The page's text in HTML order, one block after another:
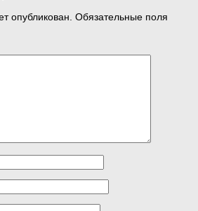
опубликован. Обязательные поля